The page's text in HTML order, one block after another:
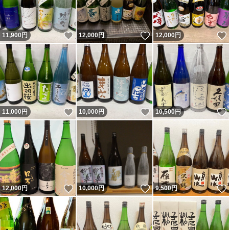
11,900 円 いいね！
12,000円 いいね！
12,000円
11,000円 いいね！
10,000円 いいね！
10,500円
12,000円 いいね！
10,000円 いいね！
9,500円